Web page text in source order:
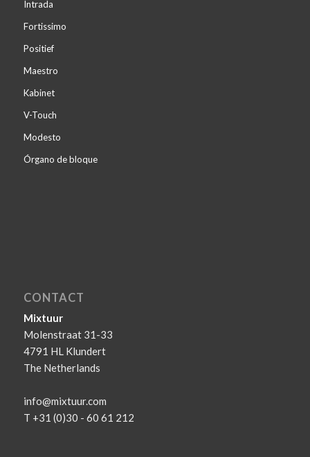
Intrada
Fortissimo
Positief
Maestro
Kabinet
V-Touch
Modesto
Órgano de bloque
CONTACT
Mixtuur
Molenstraat 31-33
4791 HL Klundert
The Netherlands
info@mixtuur.com
T +31 (0)30 - 60 61 212